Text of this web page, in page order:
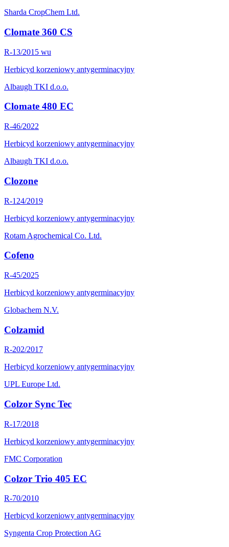
Sharda CropChem Ltd.
Clomate 360 CS
R-13/2015 wu
Herbicyd korzeniowy antygerminacyjny
Albaugh TKI d.o.o.
Clomate 480 EC
R-46/2022
Herbicyd korzeniowy antygerminacyjny
Albaugh TKI d.o.o.
Clozone
R-124/2019
Herbicyd korzeniowy antygerminacyjny
Rotam Agrochemical Co. Ltd.
Cofeno
R-45/2025
Herbicyd korzeniowy antygerminacyjny
Globachem N.V.
Colzamid
R-202/2017
Herbicyd korzeniowy antygerminacyjny
UPL Europe Ltd.
Colzor Sync Tec
R-17/2018
Herbicyd korzeniowy antygerminacyjny
FMC Corporation
Colzor Trio 405 EC
R-70/2010
Herbicyd korzeniowy antygerminacyjny
Syngenta Crop Protection AG